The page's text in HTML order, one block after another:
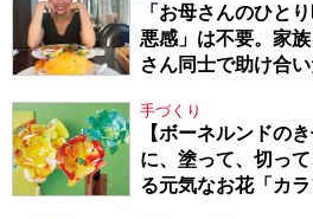
「お母さんのひと
悪感」は不要。家
さん同士で助け合
手づくり
【ボーネルンドの
に、塗って、切っ
る元気なお花「カ